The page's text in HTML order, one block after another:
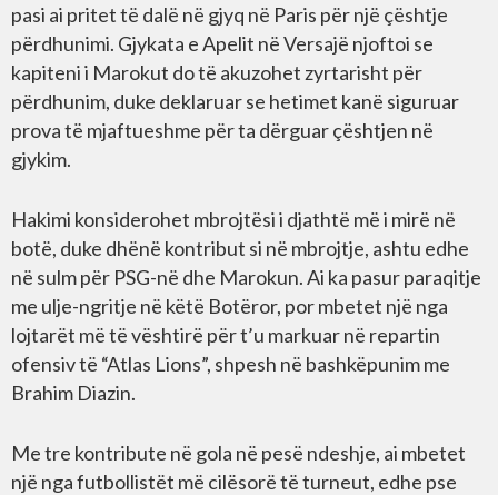
pasi ai pritet të dalë në gjyq në Paris për një çështje
përdhunimi. Gjykata e Apelit në Versajë njoftoi se
kapiteni i Marokut do të akuzohet zyrtarisht për
përdhunim, duke deklaruar se hetimet kanë siguruar
prova të mjaftueshme për ta dërguar çështjen në
gjykim.
Hakimi konsiderohet mbrojtësi i djathtë më i mirë në
botë, duke dhënë kontribut si në mbrojtje, ashtu edhe
në sulm për PSG-në dhe Marokun. Ai ka pasur paraqitje
me ulje-ngritje në këtë Botëror, por mbetet një nga
lojtarët më të vështirë për t’u markuar në repartin
ofensiv të “Atlas Lions”, shpesh në bashkëpunim me
Brahim Diazin.
Me tre kontribute në gola në pesë ndeshje, ai mbetet
një nga futbollistët më cilësorë të turneut, edhe pse